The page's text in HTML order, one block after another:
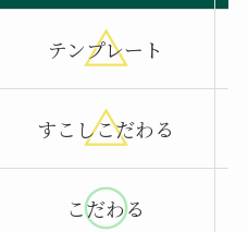
テンプレート
すこしこだわる
こだわる